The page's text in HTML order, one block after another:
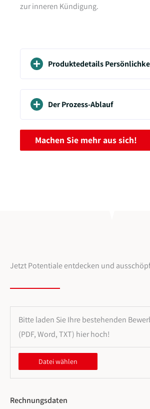
zur inneren Kündigung.
Produktedetails
Der Prozess-Ablauf
Machen Sie mehr aus sich!
Jetzt Potentiale entdecken und
Bitte laden Sie Ihre bestehenden
(PDF, Word, TXT) hier hoch!
Rechnungsdaten